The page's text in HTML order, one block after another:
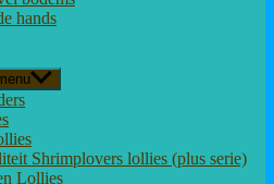
hands
Shrimplovers lollies (plus serie)
Lollies